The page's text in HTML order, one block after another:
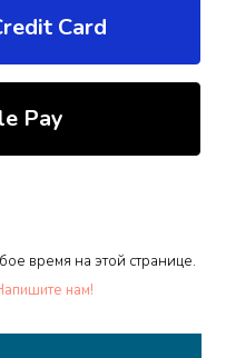
Card
Pay
время на этой странице.
нам!